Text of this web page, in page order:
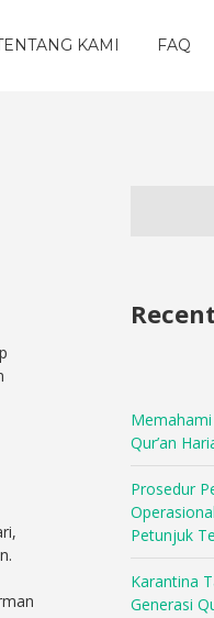
KAMI FAQ
Memahami
Qur’an
Prosedur
Petunjuk
Karantina
Generasi